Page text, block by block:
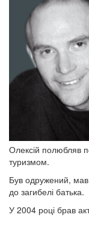
Олексій полюбляв
туризмом.
Був одружений,
до загибелі батька.
У 2004 році брав